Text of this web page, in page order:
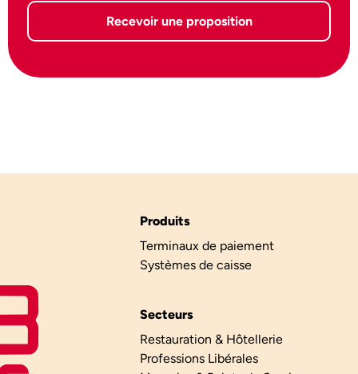
Recevoir une proposition
Produits
Terminaux de paiement
Systèmes de caisse
Secteurs
Restauration & Hôtellerie
Professions Libérales